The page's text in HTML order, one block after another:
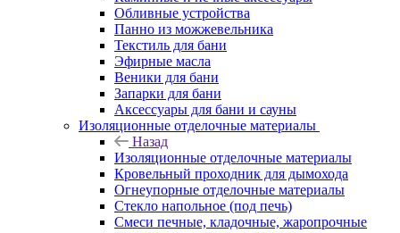
Обливные устройства
Панно из можжевельника
Текстиль для бани
Эфирные масла
Веники для бани
Запарки для бани
Аксессуары для бани и сауны
Изоляционные отделочные материалы
Назад
Изоляционные отделочные материалы
Кровельный проходник для дымохода
Огнеупорные отделочные материалы
Стекло напольное (под печь)
Смеси печные, кладочные, жаропрочные